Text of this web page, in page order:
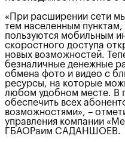
«При расширении сети
тем населенным пунктам,
пользуются мобильным
скоростного доступа
новых возможностей.
безналичные денежные
обмена фото и видео с
ресурсы, на которые
любом удобном месте. В
обеспечить всех
возможностями», –
управления компании
ГБАОРаим САДАНШОЕВ.